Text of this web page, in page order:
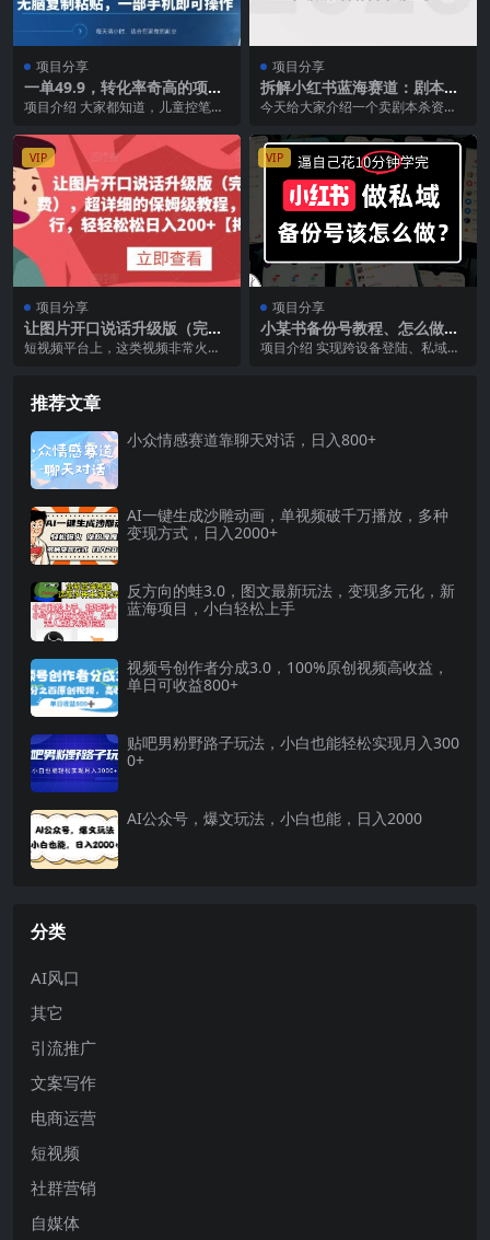
项目分享
一单49.9，转化率奇高的项
目，冷门暴利的小红书虚拟电
项目介绍 大家都知道，儿童控笔训
和掌握正确握笔姿势...
项目分享
拆解小红书蓝海赛道：剧本杀
副业项目，玩法思路一条龙分
今天给大家介绍一个卖剧本杀资料
且操作很简单，新手小...
VIP
项目分享
让图片开口说话升级版（完全
免费），超详细的保姆级教
短视频平台上，这类视频非常火
VIP
项目分享
小某书备份号教程、怎么做备
份号？
项目介绍 实现跨设备登陆、私域备
推荐文章
小众情感赛道靠聊天对话，日入800+
AI一键生成沙雕动画，单视频破千万播放，多种
变现方式，日入2000+
反方向的蛙3.0，图文最新玩法，变现多元化，新
蓝海项目，小白轻松上手
视频号创作者分成3.0，100%原创视频高收益，
单日可收益800+
贴吧男粉野路子玩法，小白也能轻松实现月入300
0+
AI公众号，爆文玩法，小白也能，日入2000
分类
AI风口
其它
引流推广
文案写作
电商运营
短视频
社群营销
自媒体